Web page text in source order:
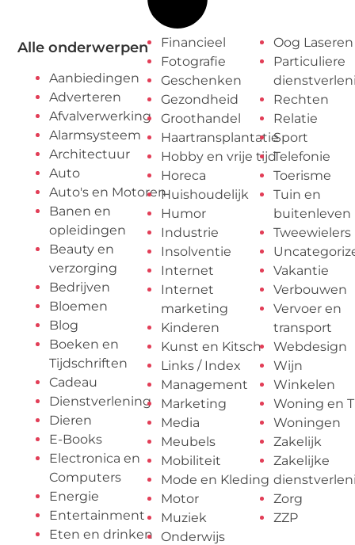
Alle onderwerpen
Aanbiedingen
Adverteren
Afvalverwerking
Alarmsysteem
Architectuur
Auto
Auto's en Motoren
Banen en
opleidingen
Beauty en
verzorging
Bedrijven
Bloemen
Blog
Boeken en
Tijdschriften
Cadeau
Dienstverlening
Dieren
E-Books
Electronica en
Computers
Energie
Entertainment
Eten en drinken
Financieel
Fotografie
Geschenken
Gezondheid
Groothandel
Haartransplantatie
Hobby en vrije tijd
Horeca
Huishoudelijk
Humor
Industrie
Insolventie
Internet
Internet
marketing
Kinderen
Kunst en Kitsch
Links / Index
Management
Marketing
Media
Meubels
Mobiliteit
Mode en Kleding
Motor
Muziek
Onderwijs
Oog Laseren
Particuliere
Rechten
Relatie
Sport
Telefonie
Toerisme
Tuin en
buitenleven
Tweewielers
Vakantie
Verbouwen
Vervoer en
transport
Webdesign
Wijn
Winkelen
Woning en
Woningen
Zakelijk
Zakelijke
Zorg
ZZP